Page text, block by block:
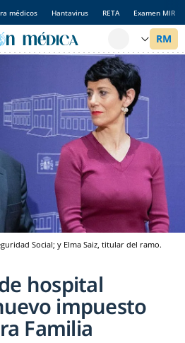
médicos Hantavirus RETA Examen MIR
Social; y Elma Saiz, titular del ramo.
hospital
impuesto
Familia